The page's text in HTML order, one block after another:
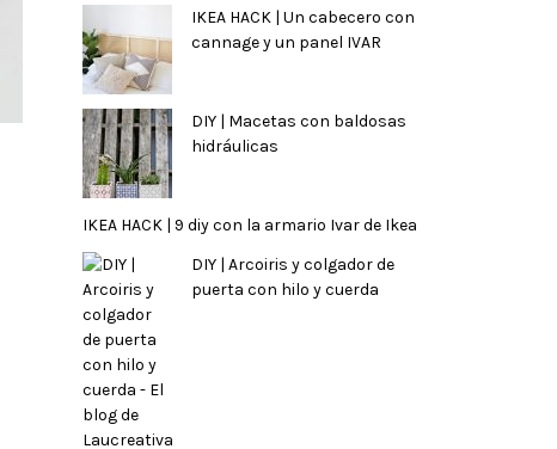
IKEA HACK | Un cabecero con
cannage y un panel IVAR
DIY | Macetas con baldosas
hidráulicas
IKEA HACK | 9 diy con la armario Ivar de Ikea
DIY | Arcoiris y colgador de
puerta con hilo y cuerda